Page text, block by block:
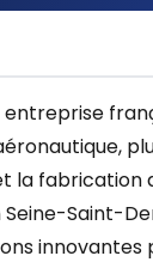
entreprise
la fabrication
Saint-
innovantes